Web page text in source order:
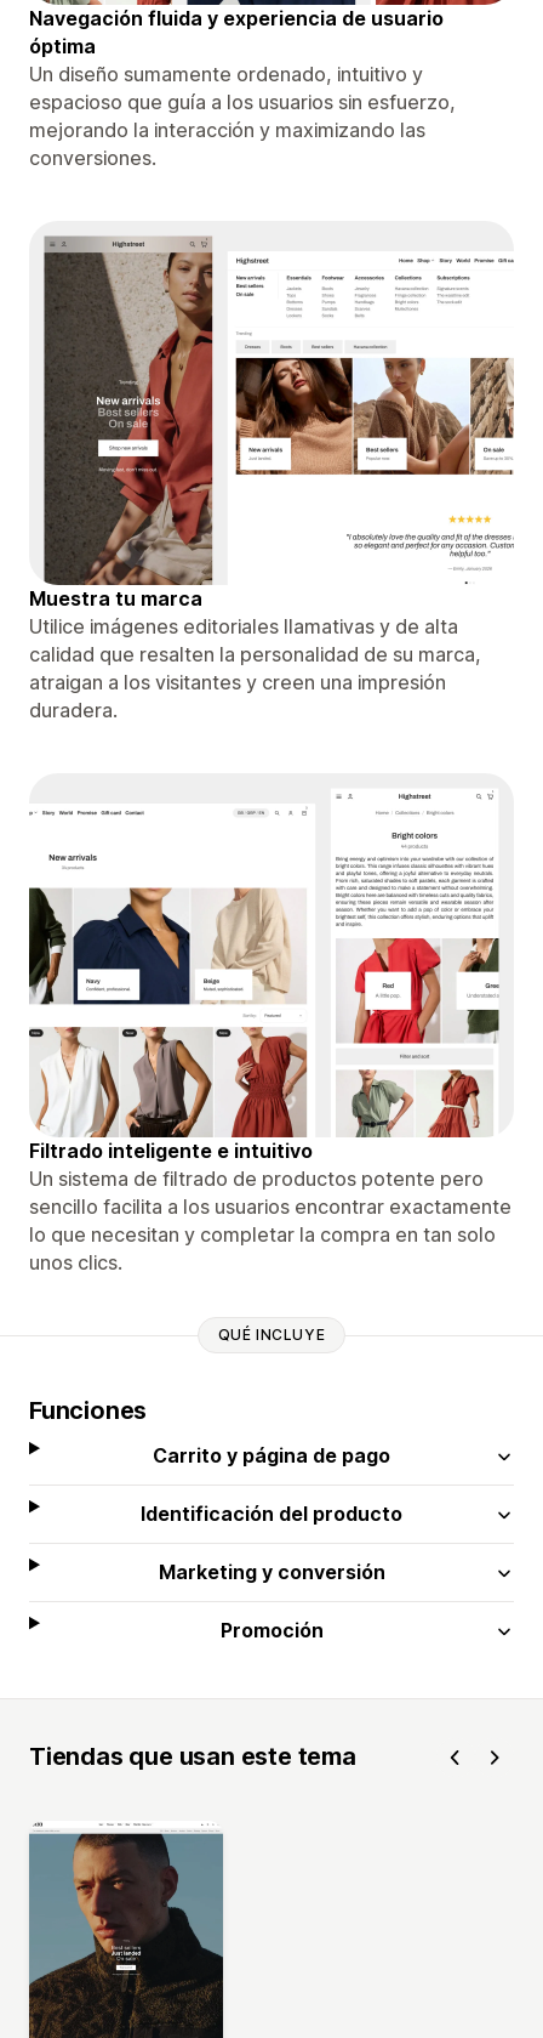
Navegación fluida y experiencia de usuario
óptima
Un diseño sumamente ordenado, intuitivo y
espacioso que guía a los usuarios sin esfuerzo,
mejorando la interacción y maximizando las
conversiones.
Muestra tu marca
Utilice imágenes editoriales llamativas y de alta
calidad que resalten la personalidad de su marca,
atraigan a los visitantes y creen una impresión
duradera.
Filtrado inteligente e intuitivo
Un sistema de filtrado de productos potente pero
sencillo facilita a los usuarios encontrar exactamente
lo que necesitan y completar la compra en tan solo
unos clics.
QUÉ INCLUYE
Funciones
Carrito y página de pago
Identificación del producto
Marketing y conversión
Promoción
Tiendas que usan este tema